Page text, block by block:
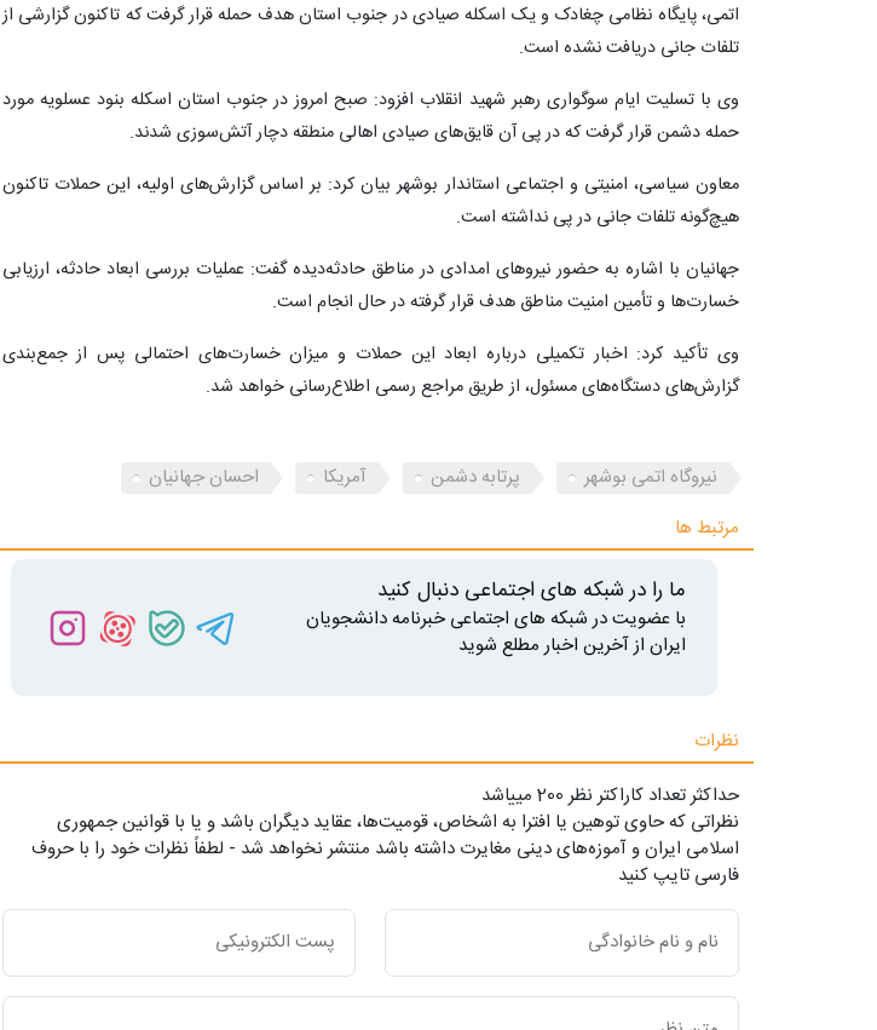
اتمی، پایگاه نظامی چغادک و یک اسکله صیادی در جنوب استان هدف حمله قرار گرفت که تاکنون گزارشی از
تلفات جانی دریافت نشده است.
وی با تسلیت ایام سوگواری رهبر شهید انقلاب افزود: صبح امروز در جنوب استان اسکله بنود عسلویه مورد
حمله دشمن قرار گرفت که در پی آن قایق‌های صیادی اهالی منطقه دچار آتش‌سوزی شدند.
معاون سیاسی، امنیتی و اجتماعی استاندار بوشهر بیان کرد: بر اساس گزارش‌های اولیه، این حملات تاکنون
هیچ‌گونه تلفات جانی در پی نداشته است.
جهانیان با اشاره به حضور نیروهای امدادی در مناطق حادثه‌دیده گفت: عملیات بررسی ابعاد حادثه، ارزیابی
خسارت‌ها و تأمین امنیت مناطق هدف قرار گرفته در حال انجام است.
وی تأکید کرد: اخبار تکمیلی درباره ابعاد این حملات و میزان خسارت‌های احتمالی پس از جمع‌بندی
گزارش‌های دستگاه‌های مسئول، از طریق مراجع رسمی اطلاع‌رسانی خواهد شد.
نیروگاه اتمی بوشهر پرتابه دشمن آمریکا
احسان جهانیان
مرتبط ها
ما را در شبکه های اجتماعی دنبال کنید
با عضویت در شبکه های اجتماعی خبرنامه دانشجویان
ایران از آخرین اخبار مطلع شوید
نظرات
حداکثر تعداد کاراکتر نظر 200 ميياشد
نظراتی که حاوی توهین یا افترا به اشخاص، قومیت‌ها، عقاید دیگران باشد و یا با قوانین جمهوری
اسلامی ایران و آموزه‌های دینی مغایرت داشته باشد منتشر نخواهد شد - لطفاً نظرات خود را با حروف
فارسی تایپ کنید